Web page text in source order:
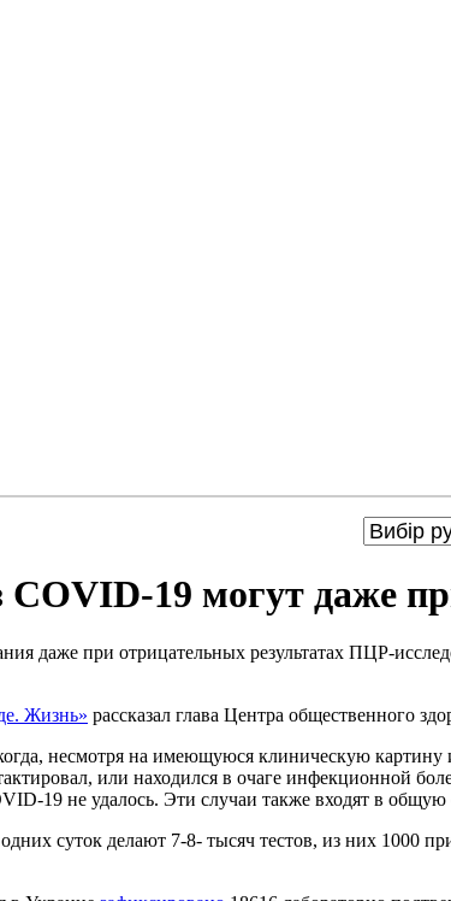
COVID-19 могут даже
даже при отрицательных результатах ПЦР-
Жизнь» рассказал глава Центра общественного
несмотря на имеющуюся клиническую
или находился в очаге
19 не удалось. Эти случаи также входят в
суток делают 7-8- тысяч тестов, из них 1000